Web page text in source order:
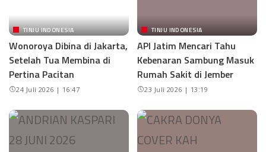
TINJU INDONESIA
Wonoroya Dibina di Jakarta,
Setelah Tua Membina di
Pertina Pacitan
24 Juli 2026 | 16:47
TINJU INDONESIA
API Jatim Mencari Tahu
Kebenaran Sambung Masuk
Rumah Sakit di Jember
23 Juli 2026 | 13:19